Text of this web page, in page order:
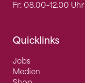
Fr: 08.00–12.00
Quicklinks
Jobs
Medien